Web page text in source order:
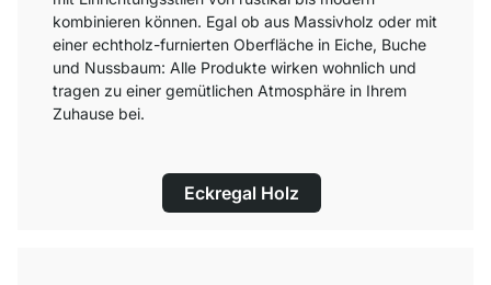
kombinieren können. Egal ob aus Massivholz oder mit
einer echtholz-furnierten Oberfläche in Eiche, Buche
und Nussbaum: Alle Produkte wirken wohnlich und
tragen zu einer gemütlichen Atmosphäre in Ihrem
Zuhause bei.
Eckregal Holz